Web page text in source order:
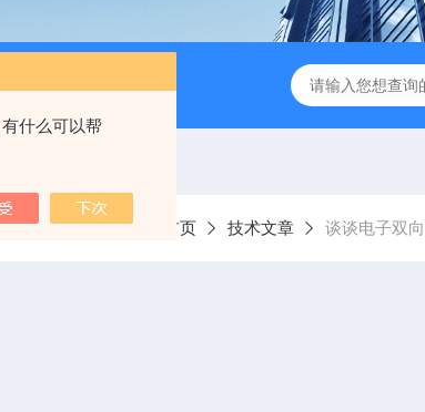
什么可以帮
盛林碳硫高速分析仪
当前位置： 首页 技术文章 谈谈电子双